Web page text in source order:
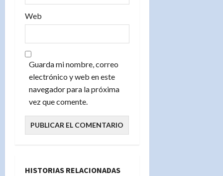
Web
Guarda mi nombre, correo
electrónico y web en este
navegador para la próxima
vez que comente.
HISTORIAS RELACIONADAS